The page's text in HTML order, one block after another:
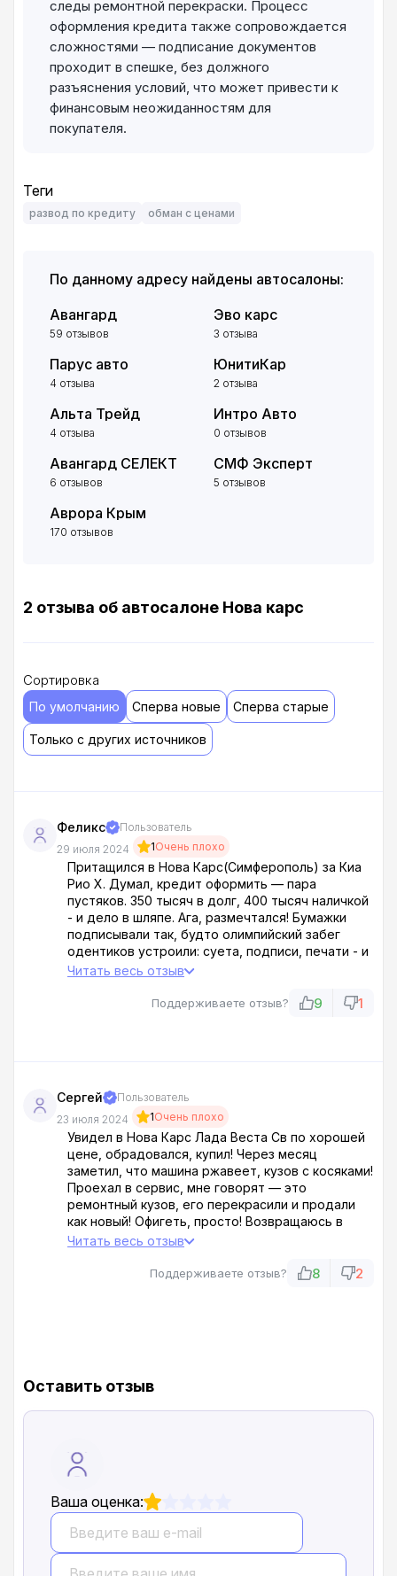
следы ремонтной перекраски. Процесс
оформления кредита также сопровождается
сложностями — подписание документов
проходит в спешке, без должного
разъяснения условий, что может привести к
финансовым неожиданностям для
покупателя.
Теги
развод по кредиту обман с ценами
По данному адресу найдены автосалоны:
Авангард
59 отзывов
Эво карс
3 отзыва
Парус авто
4 отзыва
ЮнитиКар
2 отзыва
Альта Трейд
4 отзыва
Интро Авто
0 отзывов
Авангард СЕЛЕКТ
6 отзывов
СМФ Эксперт
5 отзывов
Аврора Крым
170 отзывов
2 отзыва об автосалоне Нова карс
Сортировка
По умолчанию Сперва новые Сперва старые
Только с других источников
Феликс
Пользователь
29 июля 2024
1Очень плохо
Притащился в Нова Карс(Симферополь) за Киа
Рио Х. Думал, кредит оформить — пара
пустяков. 350 тысяч в долг, 400 тысяч наличкой
- и дело в шляпе. Ага, размечтался! Бумажки
подписывали так, будто олимпийский забег
одентиков устроили: суета, подписи, печати - и
всё за полчаса. Через пару дней перечитал
350, а 600 тысяч! Оказывается, эти барыги
Читать весь отзыв
Поддерживаете отзыв? 9 1
Сергей
Пользователь
23 июля 2024
1Очень плохо
Увидел в Нова Карс Лада Веста Св по хорошей
цене, обрадовался, купил! Через месяц
заметил, что машина ржавеет, кузов с косяками!
Проехал в сервис, мне говорят — это
ремонтный кузов, его перекрасили и продали
как новый! Офигеть, просто! Возвращаюсь в
салон, говорят, что никаких претензий не
восстановленные машины под видом нового
Читать весь отзыв
Поддерживаете отзыв? 8 2
Оставить отзыв
Ваша оценка: